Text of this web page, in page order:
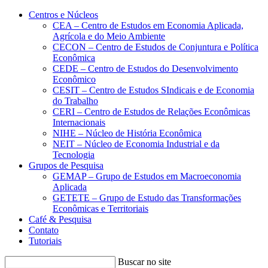
Conteúdo principal Menu principal
Centros e Núcleos
CEA – Centro de Estudos em Economia Aplicada,
Agrícola e do Meio Ambiente
CECON – Centro de Estudos de Conjuntura e Política
Econômica
CEDE – Centro de Estudos do Desenvolvimento
Econômico
CESIT – Centro de Estudos SIndicais e de Economia
do Trabalho
CERI – Centro de Estudos de Relações Econômicas
Internacionais
NIHE – Núcleo de História Econômica
NEIT – Núcleo de Economia Industrial e da
Tecnologia
Grupos de Pesquisa
GEMAP – Grupo de Estudos em Macroeconomia
Aplicada
GETETE – Grupo de Estudo das Transformações
Econômicas e Territoriais
Café & Pesquisa
Contato
Tutoriais
Buscar no site